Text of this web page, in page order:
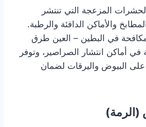
المزعجة التي تنتشر
والأماكن الدافئة والرطبة.
في البطين – العين طرق
في أماكن انتشار الصراصير، وتوفر
على البيوض واليرقات لضمان